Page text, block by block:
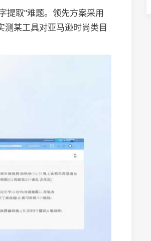
提取"难题。领先方案采用
测某工具对亚马逊时尚类目